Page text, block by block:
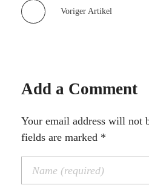
Voriger Artikel
Add a Comment
Your email address will not
fields are marked *